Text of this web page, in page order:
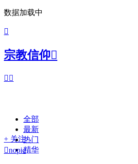
数据加载中

宗教信仰
 
全部
最新
热门
精华
+ 关注
nopic